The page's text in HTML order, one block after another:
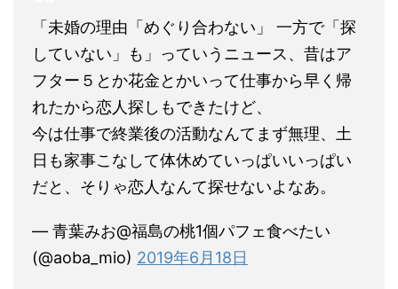
「未婚の理由「めぐり合わない」 一方で「探
していない」も」っていうニュース、昔はア
フター５とか花金とかいって仕事から早く帰
れたから恋人探しもできたけど、
今は仕事で終業後の活動なんてまず無理、土
日も家事こなして体休めていっぱいいっぱい
だと、そりゃ恋人なんて探せないよなあ。
— 青葉みお@福島の桃1個パフェ食べたい
(@aoba_mio) 2019年6月18日